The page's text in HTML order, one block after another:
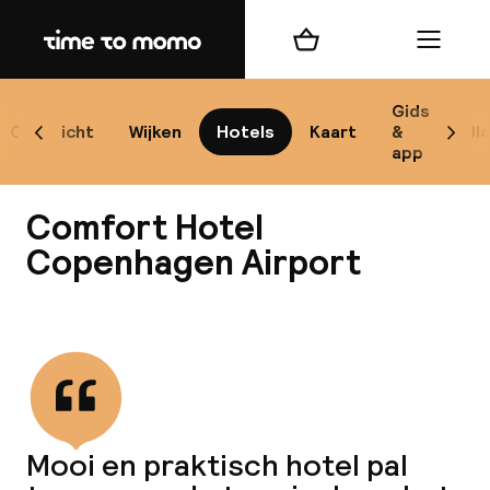
Home
Overzicht Wijken Hotels Kaart
Gids
&
app
Scroll naar links
Winkelmand Menu
Comfort Hotel
Copenhagen Airport
Mooi en praktisch hotel pal